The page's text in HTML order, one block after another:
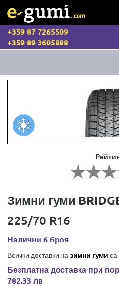
+359 87 7265509
+359 89 3605888
Зимни гуми
225/70 R16
Налични 6 броя
Всички доставки на зимни гуми са
Безплатна доставка при
782.33 лв